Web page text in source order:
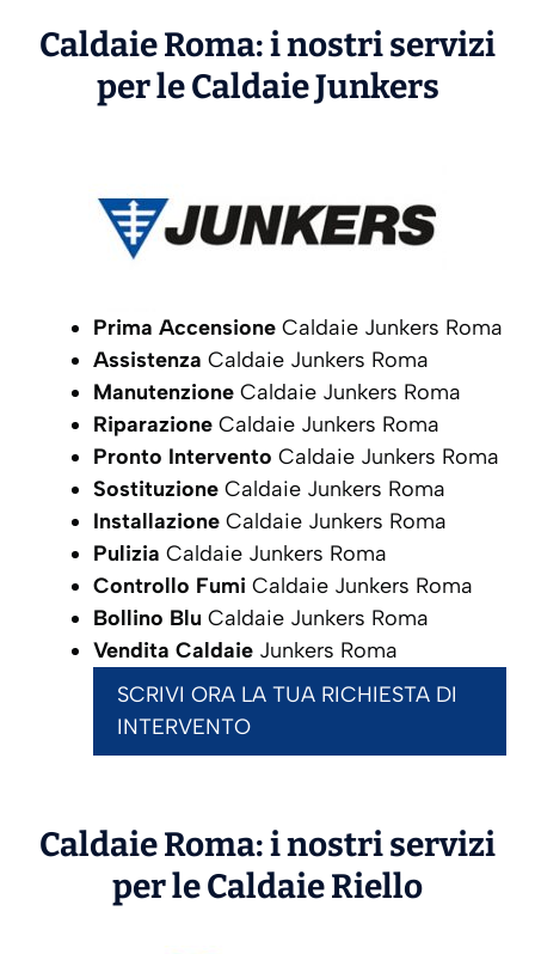
Caldaie Roma: i nostri servizi
per le CaldaieJunkers
Prima Accensione Caldaie Junkers Roma
Assistenza Caldaie Junkers Roma
Manutenzione Caldaie Junkers Roma
Riparazione Caldaie Junkers Roma
Pronto Intervento Caldaie Junkers Roma
Sostituzione Caldaie Junkers Roma
Installazione Caldaie Junkers Roma
Pulizia Caldaie Junkers Roma
Controllo Fumi Caldaie Junkers Roma
Bollino Blu Caldaie Junkers Roma
Vendita Caldaie Junkers Roma
SCRIVI ORA LA TUA RICHIESTA DI
INTERVENTO
Caldaie Roma: i nostri servizi
per le CaldaieRiello